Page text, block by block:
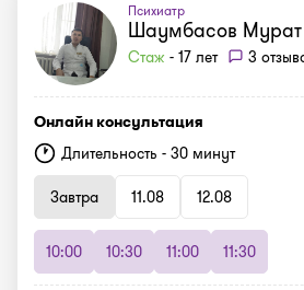
Психиатр
Шаумбасов
Стаж - 17 лет 3
Онлайн консультация
Длительность - 30 минут
Завтра
11.08 12.08
10:00 10:30 11:00 11:30